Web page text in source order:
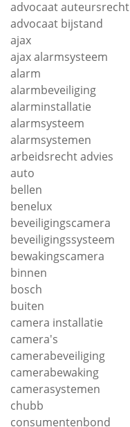
advocaat auteursrecht
advocaat bijstand
ajax
ajax alarmsysteem
alarm
alarmbeveiliging
alarminstallatie
alarmsysteem
alarmsystemen
arbeidsrecht advies
auto
bellen
benelux
beveiligingscamera
beveiligingssysteem
bewakingscamera
binnen
bosch
buiten
camera installatie
camera's
camerabeveiliging
camerabewaking
camerasystemen
chubb
consumentenbond